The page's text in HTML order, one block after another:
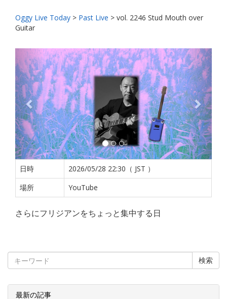
Oggy Live Today > Past Live > vol. 2246 Stud Mouth over
Guitar
前
へ
次
へ
日時
2026/05/28 22:30（ JST ）
場所
YouTube
さらにフリジアンをちょっと集中する日
検索
最新の記事